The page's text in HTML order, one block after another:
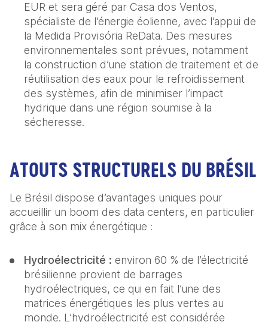
EUR et sera géré par Casa dos Ventos,
spécialiste de l’énergie éolienne, avec l’appui de
la Medida Provisória ReData. Des mesures
environnementales sont prévues, notamment
la construction d’une station de traitement et de
réutilisation des eaux pour le refroidissement
des systèmes, afin de minimiser l’impact
hydrique dans une région soumise à la
sécheresse.
ATOUTS STRUCTURELS DU BRÉSIL
Le Brésil dispose d’avantages uniques pour
accueillir un boom des data centers, en particulier
grâce à son mix énergétique :
Hydroélectricité : environ 60 % de l’électricité
brésilienne provient de barrages
hydroélectriques, ce qui en fait l’une des
matrices énergétiques les plus vertes au
monde. L’hydroélectricité est considérée